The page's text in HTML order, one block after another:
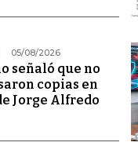
05/08/2026
señaló que no
copias en
Jorge Alfredo